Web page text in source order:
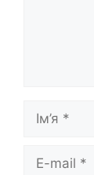
Ім’я